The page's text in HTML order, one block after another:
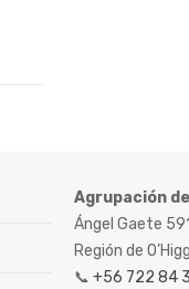
Agrupación
Ángel Gaete
Región de
📞 +56 722 84